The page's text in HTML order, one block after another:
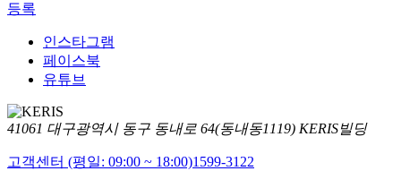
등록
인스타그램
페이스북
유튜브
41061 대구광역시 동구 동내로 64(동내동1119) KERIS빌딩
고객센터 (평일: 09:00 ~ 18:00)1599-3122